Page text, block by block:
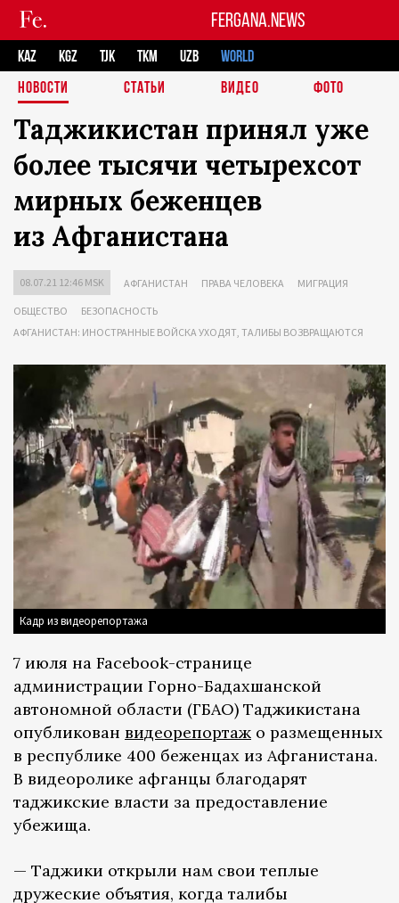
FERGANA.NEWS
KAZ KGZ TJK TKM UZB
WORLD
НОВОСТИ
СТАТЬИ ВИДЕО ФОТО
Таджикистан принял уже
более тысячи четырехсот
мирных беженцев
из Афганистана
08.07.21 12:46 MSK АФГАНИСТАН ПРАВА ЧЕЛОВЕКА МИГРАЦИЯ
ОБЩЕСТВО
БЕЗОПАСНОСТЬ
АФГАНИСТАН: ИНОСТРАННЫЕ ВОЙСКА УХОДЯТ, ТАЛИБЫ ВОЗВРАЩАЮТСЯ
Кадр из видеорепортажа
7 июля на Facebook-странице
администрации Горно-Бадахшанской
автономной области (ГБАО) Таджикистана
опубликован видеорепортаж о размещенных
в республике 400 беженцах из Афганистана.
В видеоролике афганцы благодарят
таджикские власти за предоставление
убежища.
— Таджики открыли нам свои теплые
дружеские объятия, когда талибы